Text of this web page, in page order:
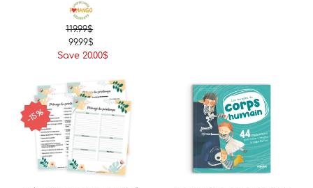
Regular
price
119.99$
Sale
price
99.99$
Save 20.00$
15%